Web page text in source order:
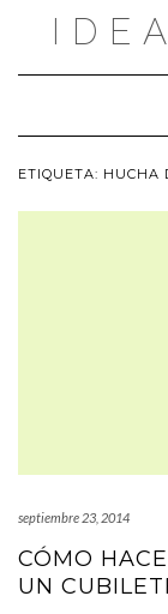
ETIQUETA: HUCHA
septiembre 23, 2014
CÓMO
UN